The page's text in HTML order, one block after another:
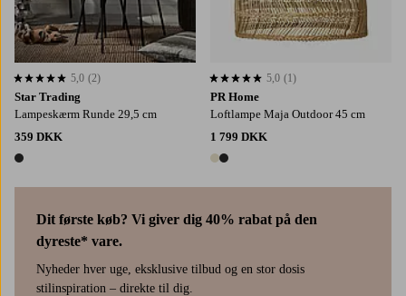
Star Trading
Lampeskærm Runde 29,5 cm
359 DKK
1 farve
5,0 baseret på 2 bedømmelser
5,0 (2)
PR Home
Loftlampe Maja Outdoor 45 cm
1 799 DKK
2 farver
5,0 baseret på 1 bedømmelser
5,0 (1)
Dit første køb? Vi giver dig 40% rabat på den
dyreste* vare.
Nyheder hver uge, eksklusive tilbud og en stor dosis
stilinspiration – direkte til dig.